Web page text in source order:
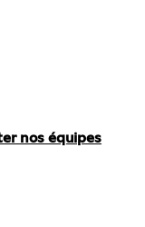
nos équipes